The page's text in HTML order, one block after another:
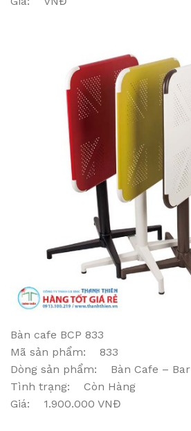
Bàn cafe BCP 833
Mã sản phẩm: 833
Dòng sản phẩm: Bàn Cafe – Bar
Tình trạng: Còn Hàng
Giá: 1.900.000 VNĐ